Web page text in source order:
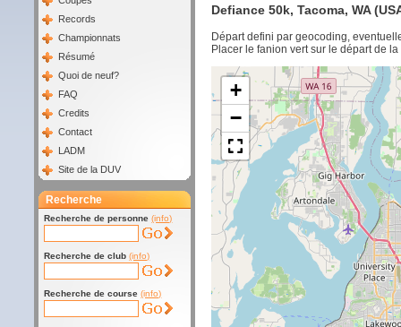
Records
Championnats
Résumé
Quoi de neuf?
FAQ
Credits
Contact
LADM
Site de la DUV
Recherche
Recherche de personne (info)
Recherche de club (info)
Recherche de course (info)
Defiance 50k, Tacoma, WA
Départ defini par geocoding,
Placer le fanion vert sur le départ de
+
−